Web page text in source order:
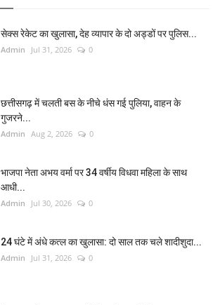
सेक्स रेकेट का खुलासा, देह व्यापार के दो अड्डों पर पुलिस...
Admin Jul 31, 2026 0
छत्तीसगढ़ में चलती बस के नीचे धंस गई पुलिया, वाहन के
गुजरने...
Admin Aug 2, 2026 0
भाजपा नेता अभय वर्मा पर 34 वर्षीय विधवा महिला के साथ
आधी...
Admin Jul 30, 2026 0
24 घंटे में अंधे कत्ल का खुलासा: दो साल तक चले शादीशुदा...
Admin Jul 31, 2026 0